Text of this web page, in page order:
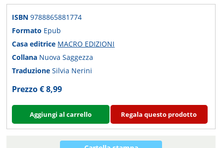
ISBN9788865881774
Formato Epub
Casa editrice MACRO EDIZIONI
Collana Nuova Saggezza
TraduzioneSilvia Nerini
Prezzo € 8,99
Aggiungi al carrello Regala questo prodotto